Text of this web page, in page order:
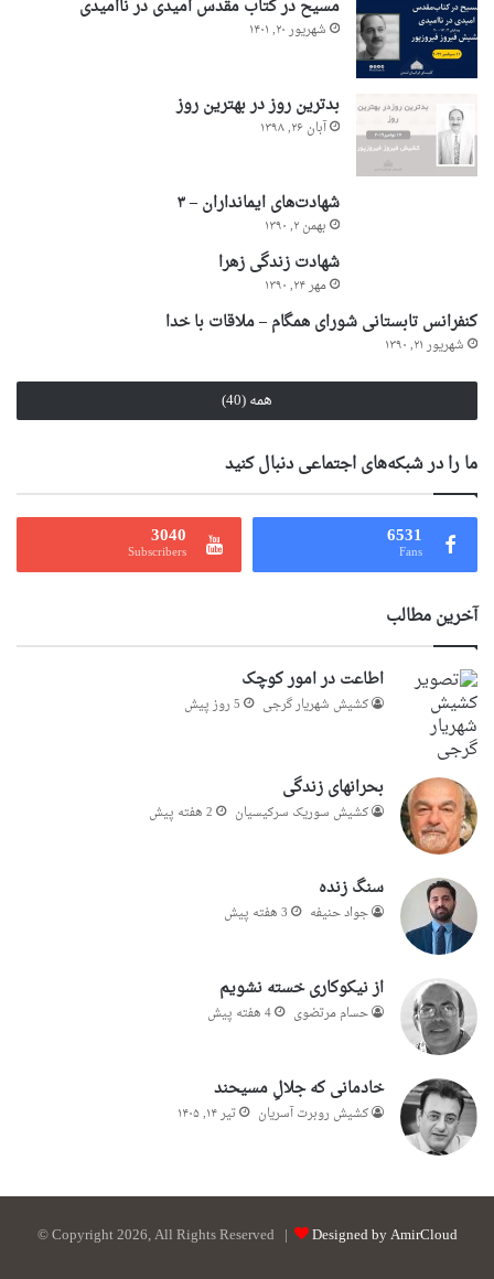
مسیح در کتاب مقدس امیدی در ناامیدی
شهریور ۲۰, ۱۴۰۱
بدترین روز در بهترین روز
آبان ۲۶, ۱۳۹۸
شهادت‌های ایمانداران – ۳
بهمن ۲, ۱۳۹۰
شهادت زندگی زهرا
مهر ۲۴, ۱۳۹۰
کنفرانس تابستانی شورای همگام – ملاقات با خدا
شهریور ۲۱, ۱۳۹۰
همه (40)
ما را در شبکه‌های اجتماعی دنبال کنید
6531
Fans
3040
Subscribers
آخرین مطالب
اطاعت در امور کوچک
کشیش شهریار گرجى 5 روز پیش
بحرانهای زندگی
کشیش سوریک سرکیسیان 2 هفته پیش
سنگ زنده
جواد حنیفه 3 هفته پیش
از نیکوکاری خسته نشویم
حسام مرتضوی 4 هفته پیش
خادمانی که جلالِ مسیحند
کشیش روبرت آسریان تیر ۱۴, ۱۴۰۵
© Copyright 2026, All Rights Reserved | Designed by AmirCloud